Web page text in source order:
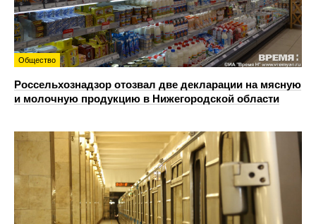
Общество
Россельхознадзор отозвал две декларации на мясную
и молочную продукцию в Нижегородской области